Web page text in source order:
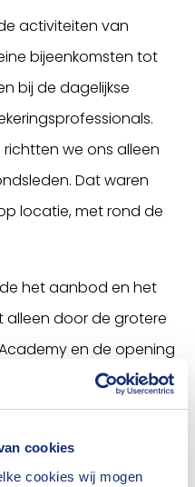
cookies
cookies wij mogen
activiteiten van
bijeenkomsten tot
bij de dagelijkse
richtten we ons alleen
Dat waren
locatie, met rond de
het aanbod en het
alleen door de grotere
en de opening
ook doordat veel
voor professionals in
Van starters tot
maken dat we